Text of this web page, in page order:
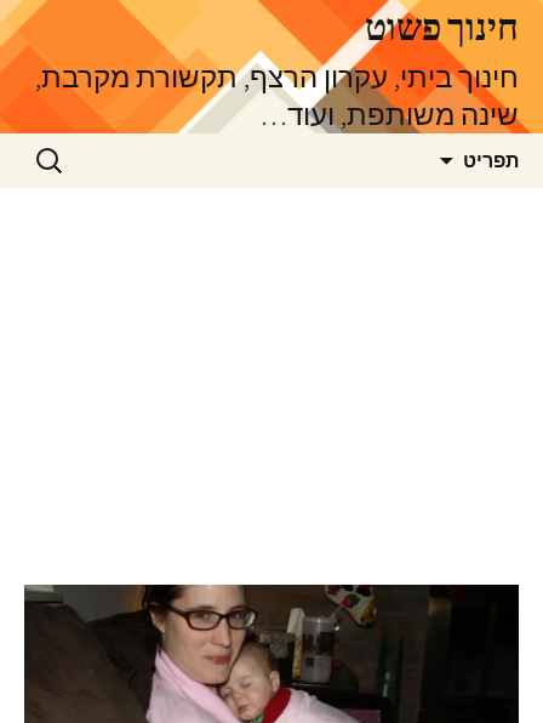
לדלג
לתוכןחינוך פשוט
חינוך ביתי, עקרון הרצף, תקשורת מקרבת,
שינה משותפת, ועוד…
תפריט חיפוש: